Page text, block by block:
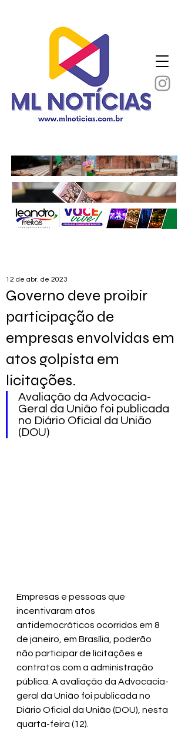
Governo deve proibir
participação de
empresas envolvidas em
atos golpista em
licitações.
12 de abr. de 2023
Avaliação da Advocacia-
Geral da União foi publicada
no Diário Oficial da União
(DOU)
Empresas e pessoas que
incentivaram atos
antidemocráticos ocorridos em 8
de janeiro, em Brasília, poderão
não participar de licitações e
contratos com a administração
pública. A avaliação da Advocacia-
geral da União foi publicada no
Diário Oficial da União (DOU), nesta
quarta-feira (12).